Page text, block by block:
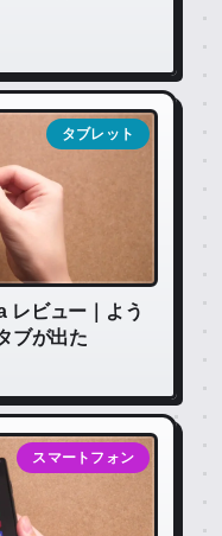
タブレット
レビュー｜よう
ブが出た
スマートフォン